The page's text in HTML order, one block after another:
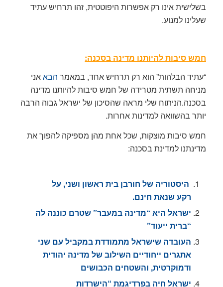
בשלישית אינו רק אפשרות היפוטטית, זהו תרחיש עתיד
שעלינו למנוע.
חמש סיבות להיותנו מדינה בסכנה:
“עתיד הבלהות” הוא רק תרחיש אחד, במאמר הבאאני
מניחה תשתית מטרידה של חמש סיבות להיותנו מדינה
בסכנה.הניתוח שלי מראה שהסיכון של ישראל גבוה הרבה
יותר בהשוואה למדינות אחרות.
חמש סיבות מוצקות, שכל אחת מהן מספיקה להפוך את
מדינתנו למדינת בסכנה:
היסטוריה של חורבן בית ראשון ושני, על
רקע שנאת חינם.
ישראל היא “מדינה במעבר” שטרם כוננה לה
“ברית ייעוד”
העובדה שישראל מתמודדת במקביל עם שני
אתגרים ייחודיים השילוב של מדינה יהודית
ודמוקרטית, והשטחים הכבושים
ישראל חיה בפרדיגמת “הישרדות